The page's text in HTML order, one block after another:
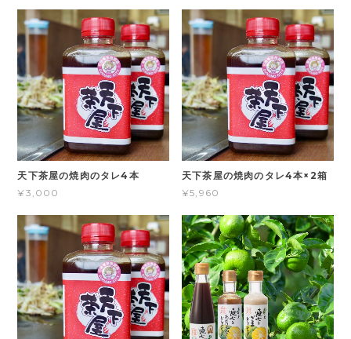
天下茶屋の焼肉のタレ4本
¥3,000
天下茶屋の焼肉のタレ4本×2箱
¥5,960